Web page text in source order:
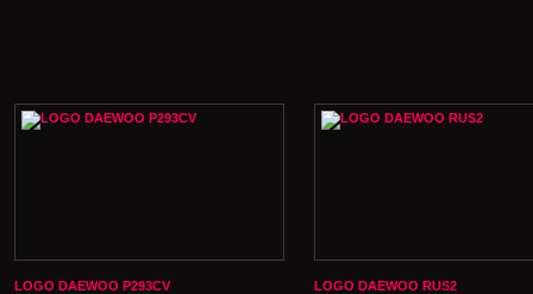
LOGO DAEWOO P293CV LOGO DAEWOO RUS2